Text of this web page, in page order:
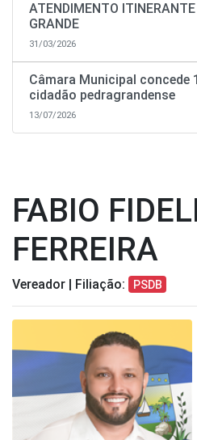
ATENDIMENTO
GRANDE
31/03/2026
Câmara Municipal
cidadão pedragrandense
13/07/2026
FABIO
FERREIRA
Vereador | Filiação: PSDB